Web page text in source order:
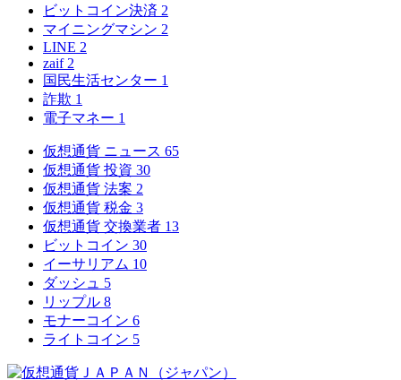
ビットコイン決済 2
マイニングマシン 2
LINE 2
zaif 2
国民生活センター 1
詐欺 1
電子マネー 1
仮想通貨 ニュース 65
仮想通貨 投資 30
仮想通貨 法案 2
仮想通貨 税金 3
仮想通貨 交換業者 13
ビットコイン 30
イーサリアム 10
ダッシュ 5
リップル 8
モナーコイン 6
ライトコイン 5